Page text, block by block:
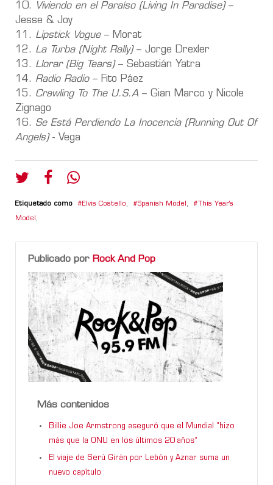
10. Viviendo en el Paraíso (Living In Paradise)–
Jesse & Joy
11. Lipstick Vogue – Morat
12. La Turba (Night Rally) – Jorge Drexler
13. Llorar (Big Tears)– Sebastián Yatra
14. Radio Radio– Fito Páez
15. Crawling To The U.S.A – Gian Marco y Nicole
Zignago
16. Se Está Perdiendo La Inocencia (Running Out Of
Angels)- Vega
Etiquetado como Elvis Costello, Spanish Model , This Year's
Model ,
Publicado por Rock And Pop
Más contenidos
Billie Joe Armstrong aseguró que el Mundial “hizo
más que la ONU en los últimos 20 años”
El viaje de Serú Girán por Lebón y Aznar suma un
nuevo capítulo